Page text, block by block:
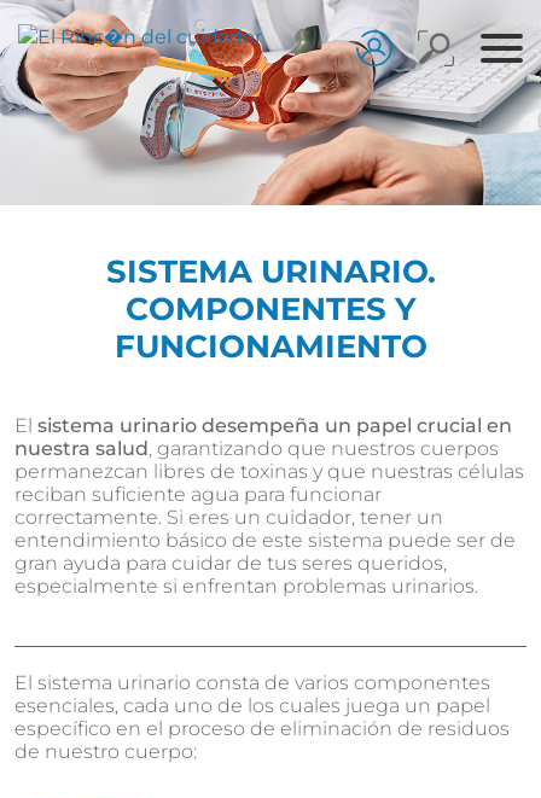
SISTEMA URINARIO.
COMPONENTES Y
FUNCIONAMIENTO
El sistema urinario desempeña un papel crucial en
nuestra salud, garantizando que nuestros cuerpos
permanezcan libres de toxinas y que nuestras células
reciban suficiente agua para funcionar
correctamente. Si eres un cuidador, tener un
entendimiento básico de este sistema puede ser de
gran ayuda para cuidar de tus seres queridos,
especialmente si enfrentan problemas urinarios.
El sistema urinario consta de varios componentes
esenciales, cada uno de los cuales juega un papel
específico en el proceso de eliminación de residuos
de nuestro cuerpo: